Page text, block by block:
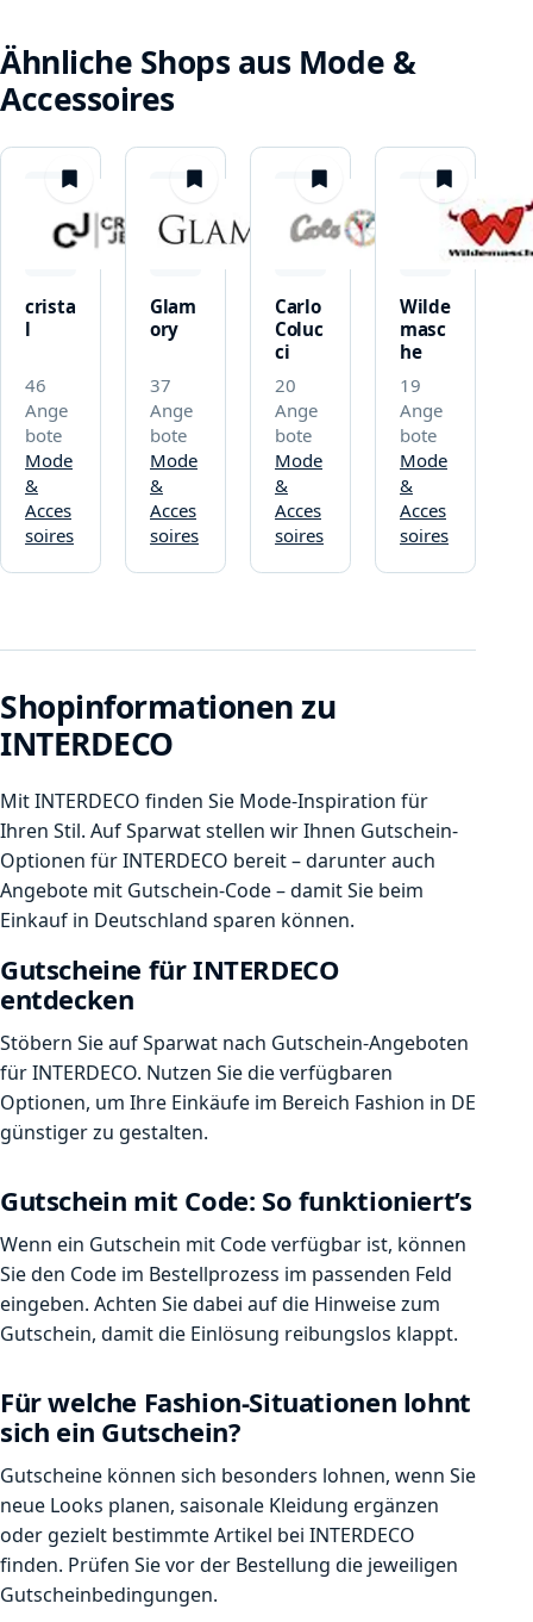
Ähnliche Shops aus Mode &
Accessoires
merken
crista
l
46
Ange
bote
Mode
&
Acces
soires
merken
Glam
ory
37
Ange
bote
Mode
&
Acces
soires
merken
Carlo
Coluc
ci
20
Ange
bote
Mode
&
Acces
soires
merken
Wilde
masc
he
19
Ange
bote
Mode
&
Acces
soires
Shopinformationen zu
INTERDECO
Mit INTERDECO finden Sie Mode-Inspiration für
Ihren Stil. Auf Sparwat stellen wir Ihnen Gutschein-
Optionen für INTERDECO bereit – darunter auch
Angebote mit Gutschein-Code – damit Sie beim
Einkauf in Deutschland sparen können.
Gutscheine für INTERDECO
entdecken
Stöbern Sie auf Sparwat nach Gutschein-Angeboten
für INTERDECO. Nutzen Sie die verfügbaren
Optionen, um Ihre Einkäufe im Bereich Fashion in DE
günstiger zu gestalten.
Gutschein mit Code: So funktioniert’s
Wenn ein Gutschein mit Code verfügbar ist, können
Sie den Code im Bestellprozess im passenden Feld
eingeben. Achten Sie dabei auf die Hinweise zum
Gutschein, damit die Einlösung reibungslos klappt.
Für welche Fashion-Situationen lohnt
sich ein Gutschein?
Gutscheine können sich besonders lohnen, wenn Sie
neue Looks planen, saisonale Kleidung ergänzen
oder gezielt bestimmte Artikel bei INTERDECO
finden. Prüfen Sie vor der Bestellung die jeweiligen
Gutscheinbedingungen.